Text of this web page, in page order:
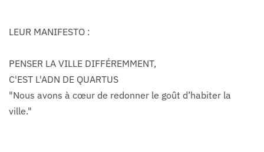
LEUR MANIFESTO :
PENSER LA VILLE DIFFÉREMMENT,
C'EST L'ADN DE QUARTUS
"Nous avons à cœur de redonner le goût d’habiter la
ville."